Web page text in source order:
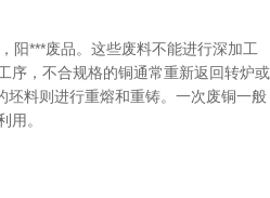
阳***废品。这些废料不能进行深加工
序，不合规格的铜通常重新返回转炉或
坯料则进行重熔和重铸。一次废铜一般
用。